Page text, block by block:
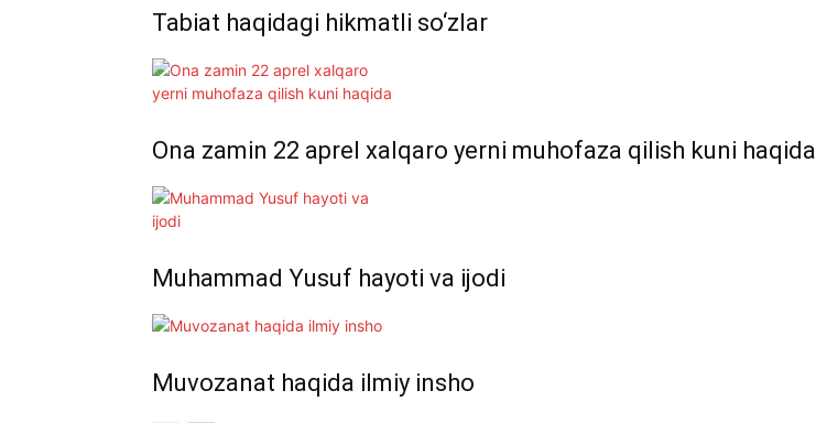
Tabiat haqidagi hikmatli so‘zlar
Ona zamin 22 aprel xalqaro yerni muhofaza qilish kuni haqida
Muhammad Yusuf hayoti va ijodi
Muvozanat haqida ilmiy insho